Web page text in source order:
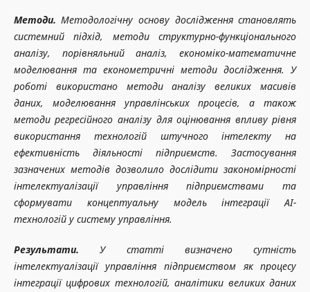
Методи. Методологічну основу дослідження становлять
системний підхід, методи структурно-функціонального
аналізу, порівняльний аналіз, економіко-математичне
моделювання та економетричні методи дослідження. У
роботі використано методи аналізу великих масивів
даних, моделювання управлінських процесів, а також
методи регресійного аналізу для оцінювання впливу рівня
використання технологій штучного інтелекту на
ефективність діяльності підприємств. Застосування
зазначених методів дозволило дослідити закономірності
інтелектуалізації управління підприємствами та
сформувати концептуальну модель інтеграції AI-
технологій у систему управління.
Результати. У статті визначено сутність
інтелектуалізації управління підприємством як процесу
інтеграції цифрових технологій, аналітики великих даних